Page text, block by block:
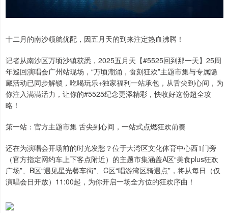
十二月的南沙领航优配，因五月天的到来注定热血沸腾！
记者从南沙区万顷沙镇获悉，2025五月天【#5525回到那一天】25周
年巡回演唱会广州站现场，“万顷潮涌，食刻狂欢”主题市集与专属隐
藏活动已同步解锁，吃喝玩乐+独家福利一站承包，从舌尖到心间，为
你注入满满活力，让你的#5525纪念更添精彩，快收好这份超全攻
略！
第一站：官方主题市集 舌尖到心间，一站式点燃狂欢前奏
还在为演唱会开场前的时光发愁？位于大湾区文化体育中心西1门旁
（官方指定网约车上下客点附近）的主题市集涵盖A区“美食plus狂欢
广场”、B区“遇见星光餐车街”、C区“唱游湾区骑遇点”，将从每日（仅
演唱会日开放）11:00起，为你开启一场全方位的狂欢序曲！